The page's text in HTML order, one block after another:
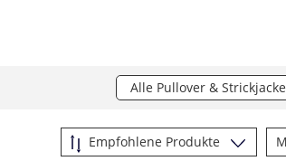
Alle Pullover &